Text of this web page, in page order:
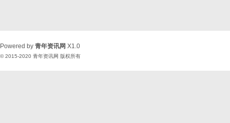
Powered by 青年资讯网 X1.0
© 2015-2020 青年资讯网 版权所有